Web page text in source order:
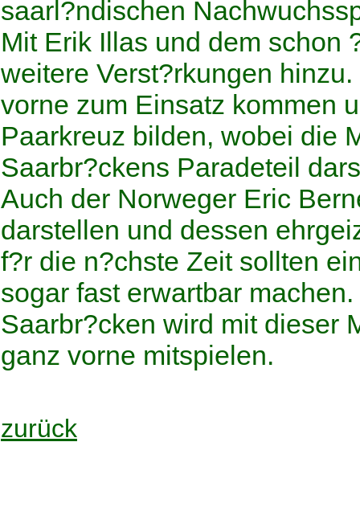
saarl?ndischen
Mit Erik Illas und dem schon
weitere Verst?rkungen
vorne zum Einsatz kommen
Paarkreuz bilden, wobei die
Saarbr?ckens Paradeteil
Auch der Norweger Eric
darstellen und dessen
f?r die n?chste Zeit sollten
sogar fast erwartbar machen.
Saarbr?cken wird mit dieser
ganz vorne mitspielen.
zurück